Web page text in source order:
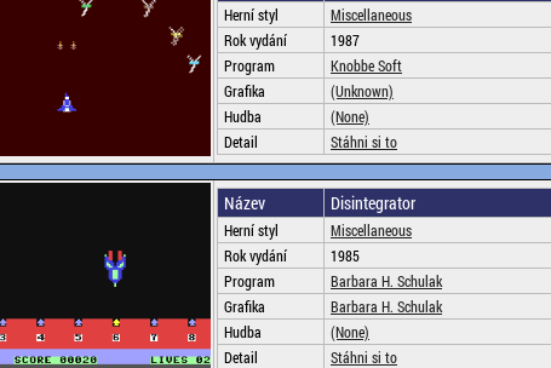
Herní styl
Miscellaneous
Rok vydání
1987
Program
Knobbe Soft
Grafika
(Unknown)
Hudba
(None)
Detail
Stáhni si to
Název Disintegrator
Herní styl
Miscellaneous
Rok vydání
1985
Program
Barbara H. Schulak
Grafika
Barbara H. Schulak
Hudba
(None)
Detail
Stáhni si to